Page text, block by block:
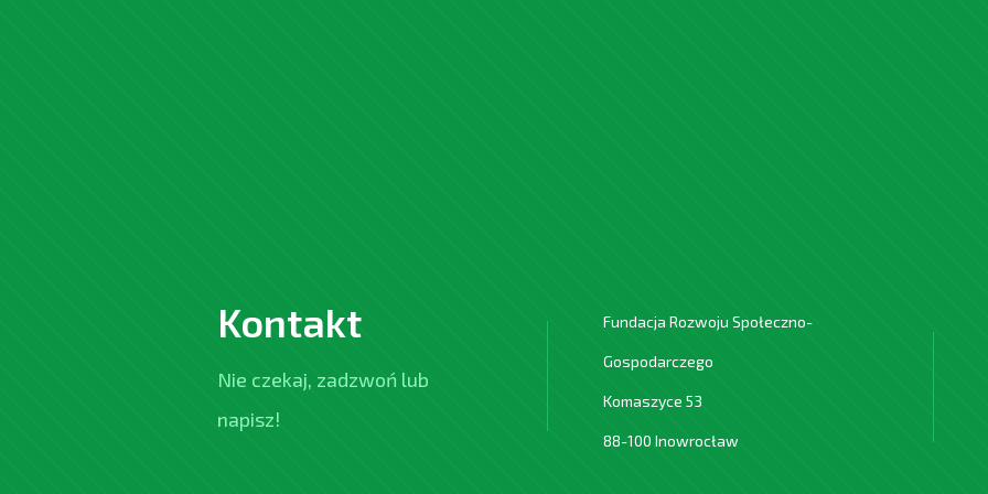
Kontakt
Nie czekaj, zadzwoń lub
napisz!
Fundacja Rozwoju Społeczno-
Gospodarczego
Komaszyce 53
88-100 Inowrocław